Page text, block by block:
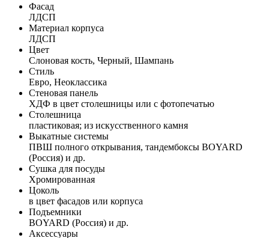
Фасад
ЛДСП
Материал корпуса
ЛДСП
Цвет
Слоновая кость, Черный, Шампань
Стиль
Евро, Неоклассика
Стеновая панель
ХДФ в цвет столешницы или с фотопечатью
Столешница
пластиковая; из искусственного камня
Выкатные системы
ПВШ полного открывания, тандембоксы BOYARD
(Россия) и др.
Сушка для посуды
Хромированная
Цоколь
в цвет фасадов или корпуса
Подъемники
BOYARD (Россия) и др.
Аксессуары